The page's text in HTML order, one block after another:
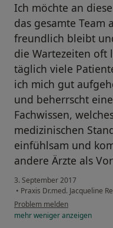
Ich möchte an
das gesamte Team
freundlich bleibt
die Wartezeiten oft
täglich viele
ich mich gut
und beherrscht
Fachwissen,
medizinischen
einfühlsam und
andere Ärzte als
3. September 2017
• Praxis Dr.med. Jacqueline
Problem melden
mehrwenigeranzeigen